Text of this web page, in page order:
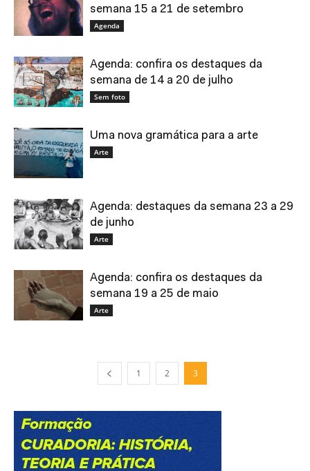
semana 15 a 21 de setembro
Agenda
Agenda: confira os destaques da
semana de 14 a 20 de julho
Sem foto
Uma nova gramática para a arte
Arte
Agenda: destaques da semana 23 a 29
de junho
Arte
Agenda: confira os destaques da
semana 19 a 25 de maio
Arte
1 2 3